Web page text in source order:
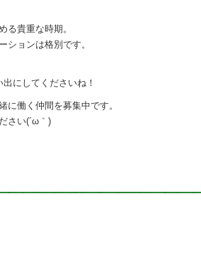
る貴重な時期。
ションは格別です。
にしてくださいね！
に働く仲間を募集中です。
さい(´ω｀)